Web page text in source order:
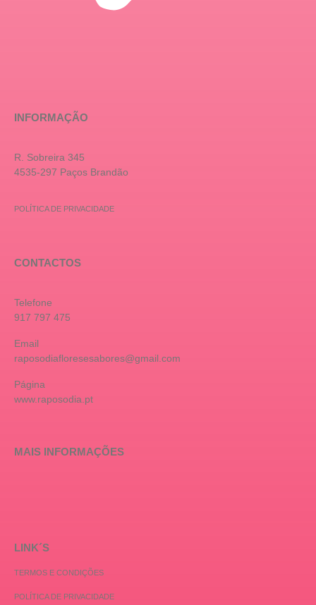
INFORMAÇÃO
R. Sobreira 345
4535-297 Paços Brandão
POLÍTICA DE PRIVACIDADE
CONTACTOS
Telefone
917 797 475
Email
raposodiafloresesabores@gmail.com
Página
www.raposodia.pt
MAIS INFORMAÇÕES
LINK´S
TERMOS E CONDIÇÕES
POLÍTICA DE PRIVACIDADE